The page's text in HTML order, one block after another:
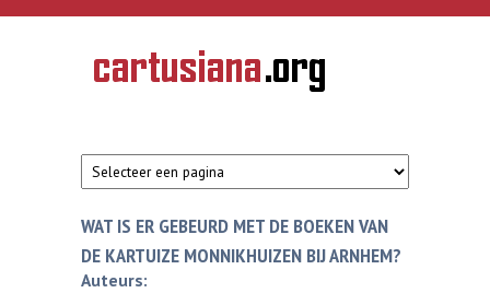
Overslaan en naar de inhoud gaan
CARTUSIANA
Geschiedenis
van de
WAT IS ER GEBEURD MET DE BOEKEN VAN
DE KARTUIZE MONNIKHUIZEN BIJ ARNHEM?
Auteurs: